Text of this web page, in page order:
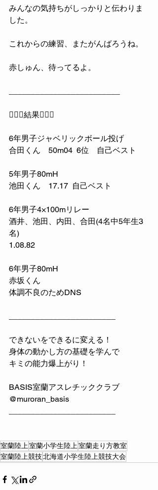
みんなの気持ちがしっかりと伝わりま
した。
これからの練習、またがんばろうね。
赤しゅん、待ってるよ。
🏃🏻‍♂️結果🏃🏻‍♂️
6年男子ジャベリックボール投げ
合田くん　50m04  6位　自己ベスト
5年男子80mH
池田くん　17.17  自己ベスト
6年男子4×100mリレー
酒井、池田、内田、合田(4名中5年生3
名)
1.08.82
6年男子80mH
赤坂くん
体調不良のためDNS
できないをできるに変える！
身体の動かし方の基礎を学んで
キミの能力爆上がり！
BASIS室蘭アスレチッククラブ
@muroran_basis
室蘭陸上室蘭小学生陸上室蘭走り方教室
室蘭陸上競技北海道小学生陸上競技大会